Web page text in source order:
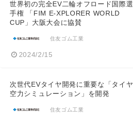
世界初の完全EV二輪オフロード国際選
手権 「FIM E-XPLORER WORLD
CUP」大阪大会に協賛
住友ゴム工業
2024/2/15
次世代EVタイヤ開発に重要な「タイヤ
空力シミュレーション」を開発
住友ゴム工業